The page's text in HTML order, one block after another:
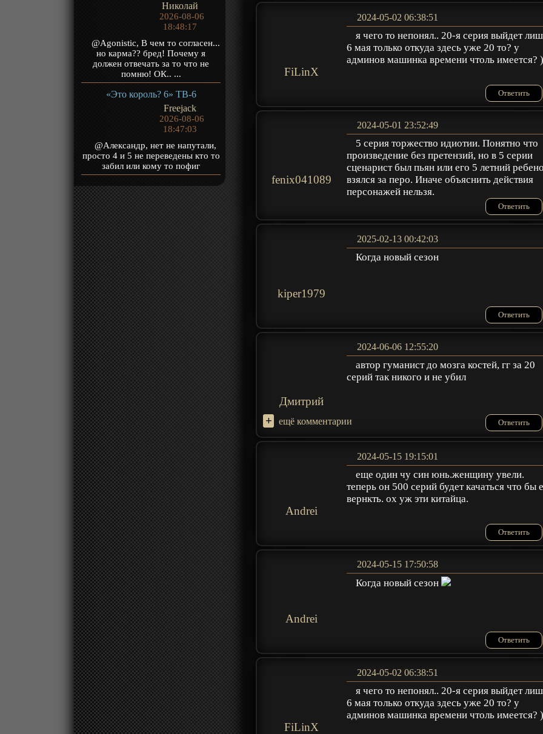
Николай
2026-08-06
18:48:17
@Agonistic, В чем то согласен...
но карма?? бред! Почему я
должен отвечать за то что не
помню! ОК.. ...
«Это король? 6» ТВ-6
Freejack
2026-08-06
18:47:03
@Александр, нет не напутали,
просто 4 и 5 не переведены кто то
забил или кому то пофиг
FiLinX
2024-05-02 06:38:51
я чего то непонял.. 20-я серия выйдет
6 мая только откуда здесь уже 20 то? у
админов машинка времени чтоль имеется?
Ответить
fenix041089
2024-05-01 23:52:49
5 серия торжество идиотии. Понятно что
произведение без претензий, но в 5 серии
сценарист был пьян или его 5 летний
взялся за перо. Иначе объяснить действия
персонажей нельзя.
Ответить
kiper1979
2025-02-13 00:42:03
Когда новый сезон
Ответить
Дмитрий
2024-06-06 12:55:20
автор гуманист до мозга костей, гг за 20
серий так никого и не убил
+ ещё комментарии Ответить
Andrei
2024-05-15 19:15:01
еще один чу син юнь.женщину увели.
теперь он 500 серий будет качаться что бы
вернкть. ох уж эти китайца.
Ответить
Andrei
2024-05-15 17:50:58
Когда новый сезон
Ответить
FiLinX
2024-05-02 06:38:51
я чего то непонял.. 20-я серия выйдет
6 мая только откуда здесь уже 20 то? у
админов машинка времени чтоль имеется?